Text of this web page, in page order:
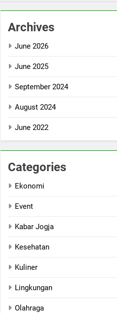
Archives
June 2026
June 2025
September 2024
August 2024
June 2022
Categories
Ekonomi
Event
Kabar Jogja
Kesehatan
Kuliner
Lingkungan
Olahraga